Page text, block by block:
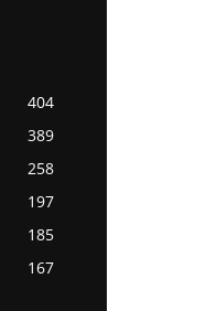
404
389
258
197
185
167